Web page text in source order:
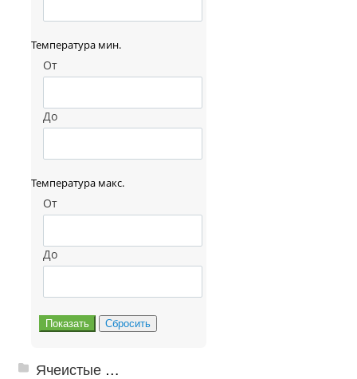
Температура мин.
От
До
Температура макс.
От
До
Ячеистые грязезащитные покрытия